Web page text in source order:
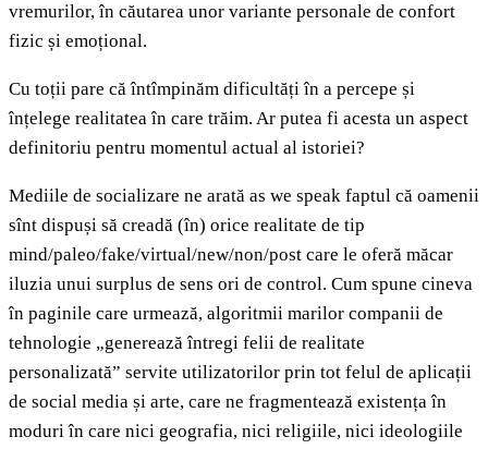
vremurilor, în căutarea unor variante personale de confort
fizic și emoțional.
Cu toții pare că întîmpinăm dificultăți în a percepe și
înțelege realitatea în care trăim. Ar putea fi acesta un aspect
definitoriu pentru momentul actual al istoriei?
Mediile de socializare ne arată as we speak faptul că oamenii
sînt dispuși să creadă (în) orice realitate de tip
mind/paleo/fake/virtual/new/non/post care le oferă măcar
iluzia unui surplus de sens ori de control. Cum spune cineva
în paginile care urmează, algoritmii marilor companii de
tehnologie „generează întregi felii de realitate
personalizată” servite utilizatorilor prin tot felul de aplicații
de social media și arte, care ne fragmentează existența în
moduri în care nici geografia, nici religiile, nici ideologiile